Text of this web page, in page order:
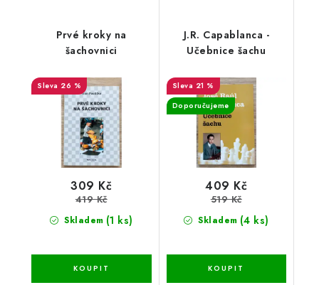
Prvé kroky na
šachovnici
26 %
Skladem (1 ks)
309 Kč
419 Kč
J.R. Capablanca -
Učebnice šachu
21 %
Doporučujeme
Skladem (4 ks)
409 Kč
519 Kč